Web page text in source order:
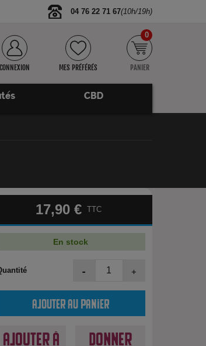
04 76 22 71 67(10h/19h)
CONNEXION MES PRÉFÉRÉS PANIER
0
CBD
17,90 € TTC
En stock
- +
Ajouter au panier
Ajouter à Donner